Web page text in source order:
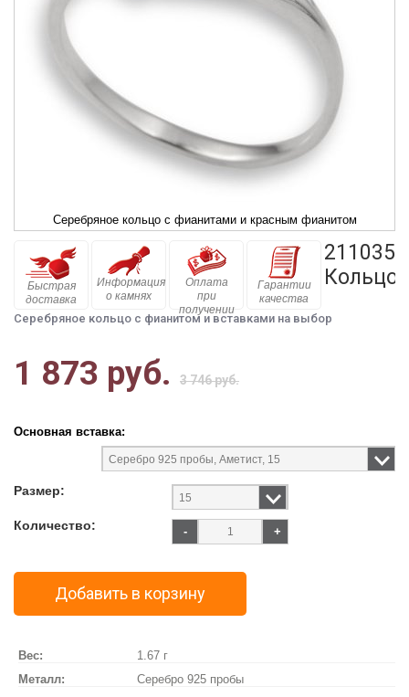
Серебряное кольцо с фианитами и красным фианитом
Быстрая
доставка
Информация
о камнях
Оплата
при
получении
Гарантии
качества
211035
Кольцо
Серебряное кольцо с фианитом и вставками на выбор
1 873 руб. 3 746 руб.
Основная вставка:
Размер:
Количество: - +
Добавить в корзину
Вес:
1.67 г
Металл:
Серебро 925 пробы